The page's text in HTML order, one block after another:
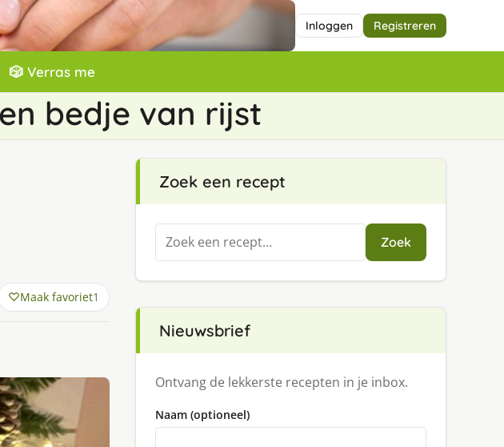
Inloggen Registreren
🎲 Verras me
bedje van rijst
Maak favoriet1
Zoek een recept
Zoeken
naar:
Zoek
Nieuwsbrief
Ontvang de lekkerste recepten in je inbox.
Naam (optioneel)